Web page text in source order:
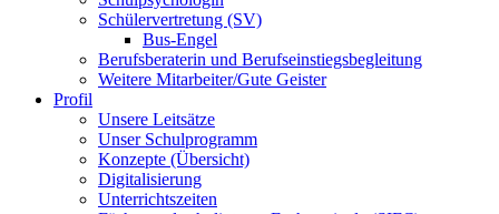
Schülervertretung (SV)
Bus-Engel
Berufsberaterin und Berufseinstiegsbegleitung
Weitere Mitarbeiter/Gute Geister
Profil
Unsere Leitsätze
Unser Schulprogramm
Konzepte (Übersicht)
Digitalisierung
Unterrichtszeiten